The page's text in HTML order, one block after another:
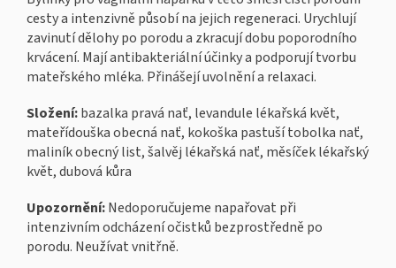
cesty a intenzivně působí na jejich regeneraci. Urychlují
zavinutí dělohy po porodu a zkracují dobu poporodního
krvácení. Mají antibakteriální účinky a podporují tvorbu
mateřského mléka. Přinášejí uvolnění a relaxaci.
Složení:bazalka pravá nať, levandule lékařská květ,
mateřídouška obecná nať, kokoška pastuší tobolka nať,
maliník obecný list, šalvěj lékařská nať, měsíček lékařský
květ, dubová kůra
Upozornění:Nedoporučujeme napařovat při
intenzivním odcházení očistků bezprostředně po
porodu. Neužívat vnitřně.